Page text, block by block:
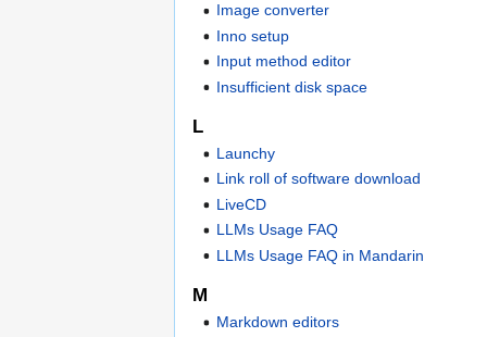
Image converter
Inno setup
Input method editor
Insufficient disk space
L
Launchy
Link roll of software download
LiveCD
LLMs Usage FAQ
LLMs Usage FAQ in Mandarin
M
Markdown editors